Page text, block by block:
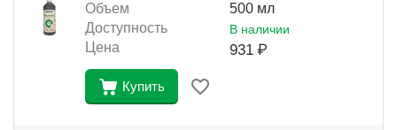
Объем
500 мл
Доступность
В наличии
Цена 931 ₽
Купить